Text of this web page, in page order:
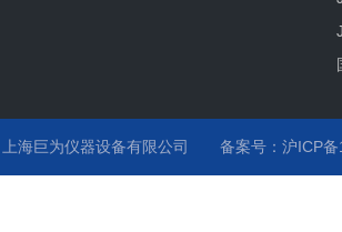
上海巨为仪器设备有限公司 备案号：沪ICP